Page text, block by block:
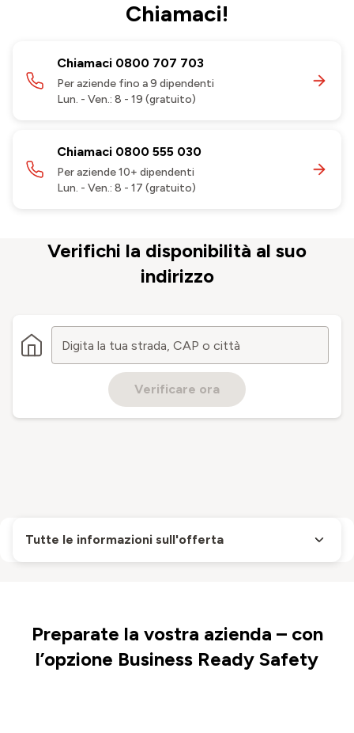
Chiamaci!
Chiamaci 0800 707 703
Per aziende fino a 9 dipendenti
Lun. - Ven.: 8 - 19 (gratuito)
Chiamaci 0800 555 030
Per aziende 10+ dipendenti
Lun. - Ven.: 8 - 17 (gratuito)
Verifichi la disponibilità al suo
indirizzo
Digita la tua strada, CAP o città
Verificare ora
Tutte le informazioni sull'offerta
Preparate la vostra azienda – con
l’opzione Business Ready Safety